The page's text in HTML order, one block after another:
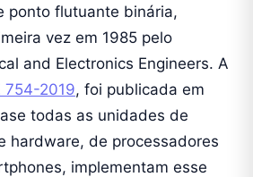
ponto flutuante binária,
vez em 1985 pelo
and Electronics Engineers. A
754-2019, foi publicada em
todas as unidades de
hardware, de processadores
implementam esse